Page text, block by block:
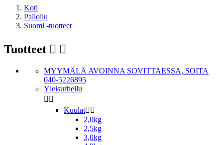
Koti
Palloilu
Suomi -tuotteet
Tuotteet  
MYYMÄLÄ AVOINNA SOVITTAESSA, SOITA
040-5226895
Yleisurheilu
 
Kuulat 
2,0kg
2,5kg
3,0kg